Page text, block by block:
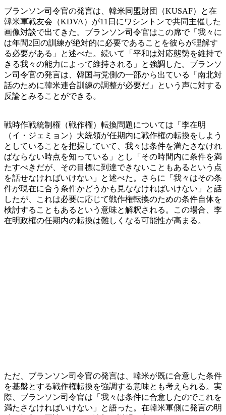
ブランソン司令官の発言は、韓米同盟財団（KUSAF）と在
韓米軍戦友会（KDVA）が11日にワシントンで共同主催した
画像対談で出てきた。ブランソン司令官はこの席で「我々に
は年間2回の訓練が絶対的に必要であることを彼らが理解す
る必要がある」と述べた。続いて「平和は対応態勢を維持で
きる我々の能力によって維持される」と強調した。ブランソ
ン司令官の発言は、韓国与党側の一部から出ている「南北対
話のために韓米連合訓練の調整が必要だ」という声に対する
反論とみることができる。
戦時作戦統制権（戦作権）転換問題については「李在明
（イ・ジェミョン）大統領が任期内に戦作権の転換をしよう
としていることを把握していて、我々は条件を満たさなけれ
ばならない時点を知っている」とし「その時間内に条件を満
たすべきだが、その目標に到達できないこともあるという点
を話せなければいけない」と述べた。さらに「我々はその条
件が現在に合う条件かどうかも見ななければいけない」と話
したが、これは必要に応じて戦作権転換のための条件自体を
検討することもあるという意味と解釈される。この場合、李
在明政権の任期内の転換は難しくなる可能性が高まる。
ただ、ブランソン司令官の発言は、韓米が既に合意した条件
を基盤とする戦作権転換を強調する意味とも考えられる。実
際、ブランソン司令官は「我々は条件に合意したのでこれを
満たさなければいけない」と語った。在韓米軍側に発言の明